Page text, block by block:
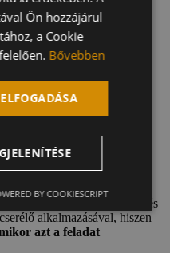
és csúszókerekes
VÁLASZTÁS A
amit
egyedi igények
és teleszkópos
ellátott villával
további szerelékek vagy
esetében is gép- és
alkalmazásával, hiszen
azt a feladat
ENGLISH
GERMAN
Ön hozzájárul
a Cookie
Bővebben
BY COOKIESCRIPT